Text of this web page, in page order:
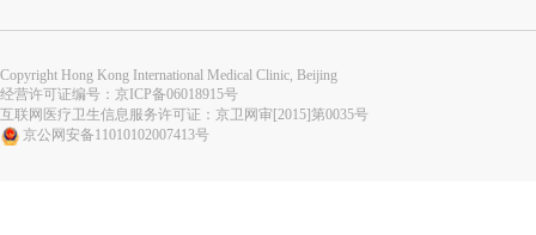
Copyright Hong Kong International Medical Clinic, Beijing
经营许可证编号： 京ICP备06018915号
互联网医疗卫生信息服务许可证：京卫网审[2015]第0035号
京公网安备11010102007413号